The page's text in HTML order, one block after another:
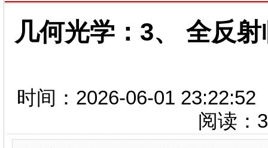
几何光学：3、 全反
时间：2026-06-01
阅读：